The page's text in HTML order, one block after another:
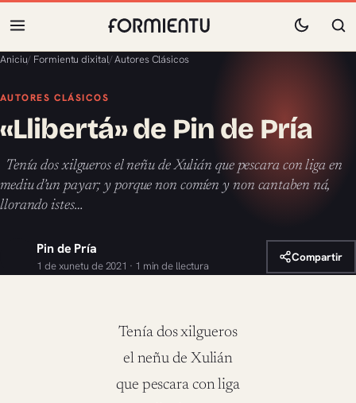
Aniciu/ Formientu dixital/Autores Clásicos
AUTORES CLÁSICOS
«Llibertá» de Pin de Pría
Tenía dos xilgueros el neñu de Xulián que pescara con liga en
mediu d’un payar; y porque non comíen y non cantaben ná,
llorando istes…
Pin de Pría
1 de xunetu de 2021 · 1 min de llectura
Compartir
Tenía dos xilgueros
el neñu de Xulián
que pescara con liga